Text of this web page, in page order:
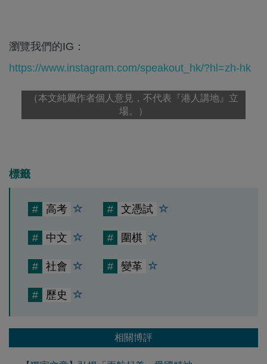
瀏覽我們的IG：
https://www.instagram.com/speakout_hk/?hl=zh-hk
（本文純屬作者個人意見，不代表『港人講地』立
場。）
標籤
# 高考 # 文憑試
# 中文 # 圍棋
# 社會 # 變革
# 歷史
相關博評